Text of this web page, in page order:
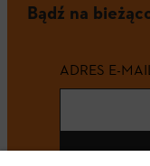
Bądź na
ADRES E-MAIL